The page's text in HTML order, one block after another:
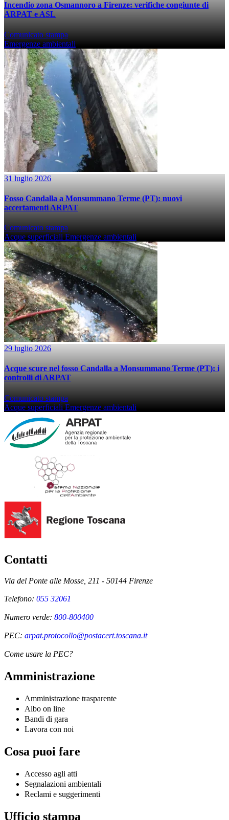
Incendio zona Osmannoro a Firenze: verifiche congiunte di
ARPAT e ASL
Comunicato stampa
Emergenze ambientali
31 luglio 2026
Fosso Candalla a Monsummano Terme (PT): nuovi
accertamenti ARPAT
Comunicato stampa
Acque superficiali Emergenze ambientali
29 luglio 2026
Acque scure nel fosso Candalla a Monsummano Terme (PT): i
controlli di ARPAT
Comunicato stampa
Acque superficiali Emergenze ambientali
Contatti
Via del Ponte alle Mosse, 211 - 50144 Firenze
Telefono: 055 32061
Numero verde: 800-800400
PEC: arpat.protocollo@postacert.toscana.it
Come usare la PEC?
Amministrazione
Amministrazione trasparente
Albo on line
Bandi di gara
Lavora con noi
Cosa puoi fare
Accesso agli atti
Segnalazioni ambientali
Reclami e suggerimenti
Ufficio stampa